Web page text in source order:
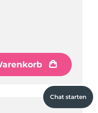
Chat starten